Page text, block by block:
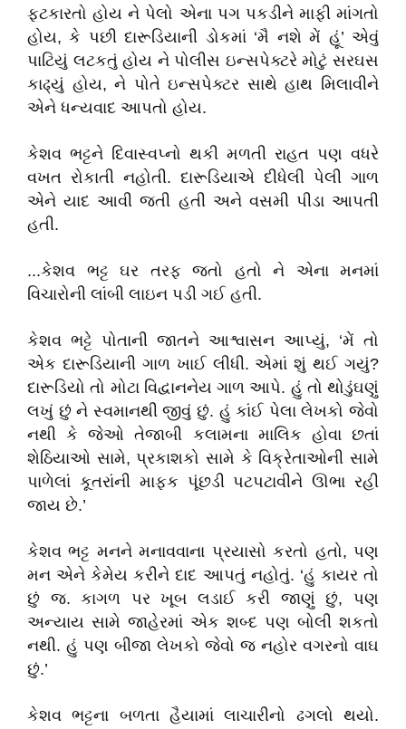
ફટકારતો હોય ને પેલો એના પગ પકડીને માફી માંગતો
હોય, કે પછી દારૂડિયાની ડોકમાં ‘મૈ નશે મેં હૂં’ એવું
પાટિયું લટકતું હોય ને પોલીસ ઇન્સપેક્ટરે મોટું સરઘસ
કાઢ્યું હોય, ને પોતે ઇન્સપેક્ટર સાથે હાથ મિલાવીને
એને ધન્યવાદ આપતો હોય.
કેશવ ભટ્ટને દિવાસ્વપ્નો થકી મળતી રાહત પણ વધરે
વખત રોકાતી નહોતી. દારૂડિયાએ દીધેલી પેલી ગાળ
એને યાદ આવી જતી હતી અને વસમી પીડા આપતી
હતી.
...કેશવ ભટ્ટ ઘર તરફ જતો હતો ને એના મનમાં
વિચારોની લાંબી લાઇન પડી ગઈ હતી.
કેશવ ભટ્ટે પોતાની જાતને આશ્વાસન આપ્યું, ‘મેં તો
એક દારૂડિયાની ગાળ ખાઈ લીધી. એમાં શું થઈ ગયું?
દારૂડિયો તો મોટા વિદ્વાનનેય ગાળ આપે. હું તો થોડુંઘણું
લખું છું ને સ્વમાનથી જીવું છું. હું કાંઈ પેલા લેખકો જેવો
નથી કે જેઓ તેજાબી કલામના માલિક હોવા છતાં
શેઠિયાઓ સામે, પ્રકાશકો સામે કે વિક્રેતાઓની સામે
પાળેલાં કૂતરાંની માફક પૂંછડી પટપટાવીને ઊભા રહી
જાય છે.’
કેશવ ભટ્ટ મનને મનાવવાના પ્રયાસો કરતો હતો, પણ
મન એને કેમેય કરીને દાદ આપતું નહોતું. ‘હું કાયર તો
છું જ. કાગળ પર ખૂબ લડાઈ કરી જાણું છું, પણ
અન્યાય સામે જાહેરમાં એક શબ્દ પણ બોલી શકતો
નથી. હું પણ બીજા લેખકો જેવો જ નહોર વગરનો વાઘ
છું.’
કેશવ ભટ્ટના બળતા હૈયામાં લાચારીનો ઢગલો થયો.